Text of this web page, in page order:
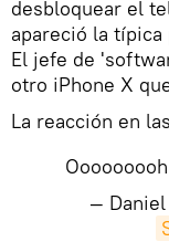
desbloquear el
apareció la
El jefe de
otro iPhone X
La reacción en
—